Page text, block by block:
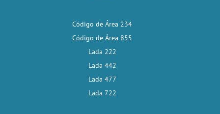
Código de Área 234
Código de Área 855
Lada 222
Lada 442
Lada 477
Lada 722